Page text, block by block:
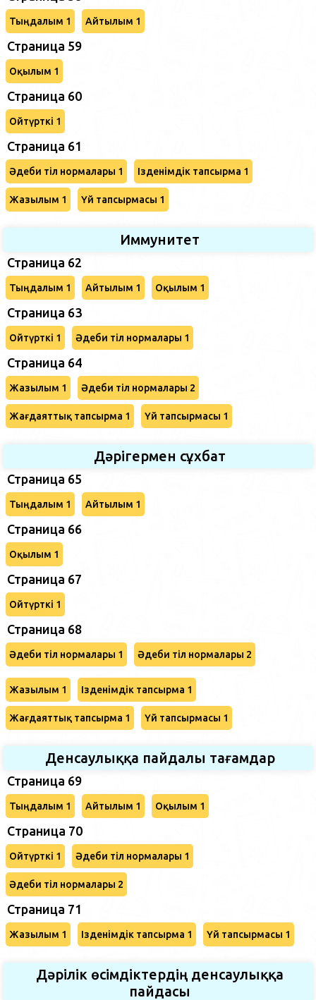
Тыңдалым 1 Айтылым 1
Страница 59
Оқылым 1
Страница 60
Ойтүрткі 1
Страница 61
Әдеби тіл нормалары 1 Ізденімдік тапсырма 1
Жазылым 1 Үй тапсырмасы 1
Иммунитет
Страница 62
Тыңдалым 1 Айтылым 1 Оқылым 1
Страница 63
Ойтүрткі 1 Әдеби тіл нормалары 1
Страница 64
Жазылым 1 Әдеби тіл нормалары 2
Жағдаяттық тапсырма 1 Үй тапсырмасы 1
Дәрігермен сұхбат
Страница 65
Тыңдалым 1 Айтылым 1
Страница 66
Оқылым 1
Страница 67
Ойтүрткі 1
Страница 68
Әдеби тіл нормалары 1 Әдеби тіл нормалары 2
Жазылым 1 Ізденімдік тапсырма 1
Жағдаяттық тапсырма 1 Үй тапсырмасы 1
Денсаулыққа пайдалы тағамдар
Страница 69
Тыңдалым 1 Айтылым 1 Оқылым 1
Cтраница 70
Ойтүрткі 1 Әдеби тіл нормалары 1
Әдеби тіл нормалары 2
Страница 71
Жазылым 1 Ізденімдік тапсырма 1 Үй тапсырмасы 1
Дәрілік өсімдіктердің денсаулыққа
пайдасы